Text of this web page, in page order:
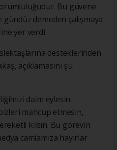
Bu güvene
gündüz demeden çalışmaya
yer verdi.
desteklerinden
açıklamasını şu
daim eylesin.
mahcup etmesin,
kılsın. Bu görevin
camiamıza hayırlar